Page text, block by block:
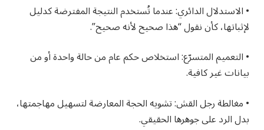
• الاستدلال الدائري: عندما تُستخدم النتيجة المفترضة كدليل
لإثباتها، كأن نقول “هذا صحيح لأنه صحيح”.
• التعميم المتسرّع: استخلاص حكم عام من حالة واحدة أو من
بيانات غير كافية.
• مغالطة رجل القش: تشويه الحجة المعارضة لتسهيل مهاجمتها،
بدل الرد على جوهرها الحقيقي.